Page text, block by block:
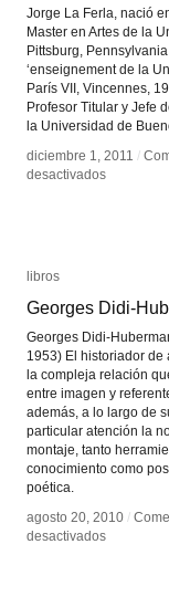
Jorge La Ferla, nació
Master en Artes de la
Pittsburg,
‘enseignement de la
París VII, Vincennes,
Profesor Titular y Jefe
la Universidad de
diciembre 1, 2011 /
desactivadosen
diciembre 1, 2011 /
desactivadosen
libros
Georges Didi-
Georges Didi-
1953) El historiador de
la compleja relación
entre imagen y
además, a lo largo de
particular atención la
montaje, tanto
conocimiento como
poética.
agosto 20, 2010 /
desactivadosen
libros
Georges Didi-
agosto 20, 2010 /
desactivadosen